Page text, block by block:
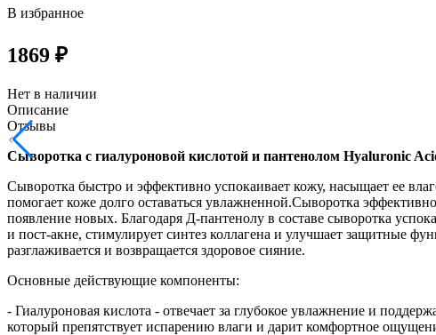
В избранное
1869 ₽
Нет в наличии
Описание
Отзывы
Сыворотка с гиалуроновой кислотой и пантенолом Hyaluronic
Сыворотка быстро и эффективно успокаивает кожу, насыщает ее
помогает коже долго оставаться увлажненной.Сыворотка
появление новых. Благодаря Д-пантенолу в составе сыворотка
и пост-акне, стимулирует синтез коллагена и улучшает защитные
разглаживается и возвращается здоровое сияние.
Основные действующие компоненты:
- Гиалуроновая кислота - отвечает за глубокое увлажнение и
который препятствует испарению влаги и дарит комфортное